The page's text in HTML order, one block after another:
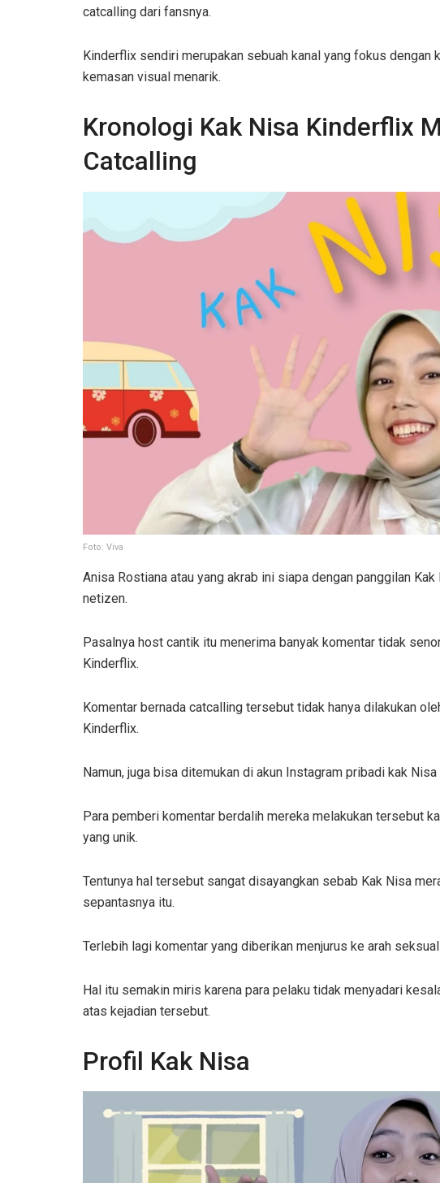
catcalling dari fansnya.
Kinderflix sendiri merupakan sebuah kanal yang fokus dengan
kemasan visual menarik.
Kronologi Kak Nisa Kinderflix
Catcalling
Foto: Viva
Anisa Rostiana atau yang akrab ini siapa dengan panggilan
netizen.
Pasalnya host cantik itu menerima banyak komentar tidak
Kinderflix.
Komentar bernada catcalling tersebut tidak hanya dilakukan
Kinderflix.
Namun, juga bisa ditemukan di akun Instagram pribadi kak
Para pemberi komentar berdalih mereka melakukan tersebut
yang unik.
Tentunya hal tersebut sangat disayangkan sebab Kak Nisa
sepantasnya itu.
Terlebih lagi komentar yang diberikan menjurus ke arah
Hal itu semakin miris karena para pelaku tidak menyadari
atas kejadian tersebut.
Profil Kak Nisa